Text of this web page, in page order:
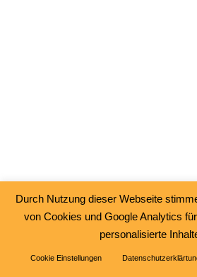
Durch Nutzung dieser Webseite
von Cookies und Google Analytics
personalisierte
Cookie Einstellungen